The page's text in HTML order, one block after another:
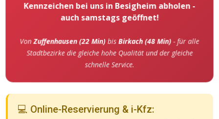
Kennzeichen bei uns in Besigheim abholen -
auch samstags geöffnet!
VonZuffenhausen (22 Min)bisBirkach (48 Min) - für alle
Stadtbezirke die gleiche hohe Qualität und der gleiche
schnelle Service.
💻 Online-Reservierung & i-Kfz: